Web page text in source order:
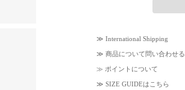
≫ International Shipping
≫ 商品について問い合わせる
≫ ポイントについて
≫ SIZE GUIDEはこちら